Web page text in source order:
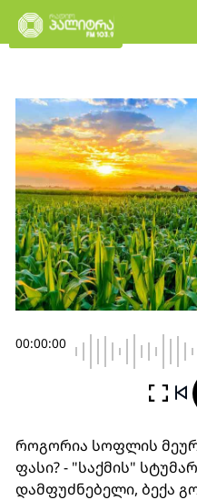
00:00:00
როგორია სოფლის
ფასი? - "საქმის"
დამფუძნებელი, ბექა